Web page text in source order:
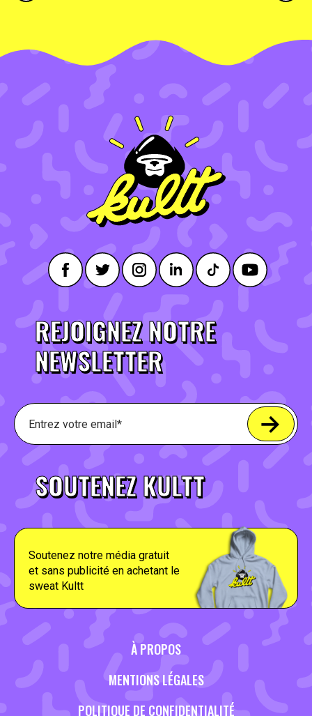
REJOIGNEZ NOTRE
NEWSLETTER
SOUTENEZ KULTT
Soutenez notre média gratuit
et sans publicité en achetant le
sweat Kultt
À PROPOS
MENTIONS LÉGALES
POLITIQUE DE CONFIDENTIALITÉ